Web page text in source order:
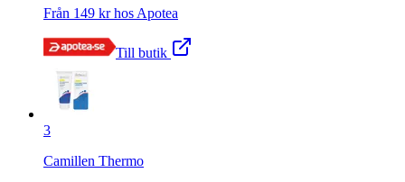
Från 149 kr hos Apotea
Till butik
3
Camillen Thermo